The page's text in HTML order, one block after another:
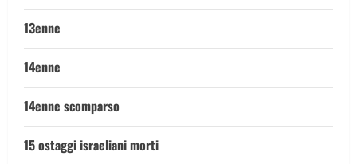
13enne
14enne
14enne scomparso
15 ostaggi israeliani morti